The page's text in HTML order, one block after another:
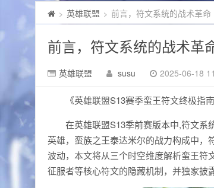
> 英雄联盟 > 前言，符文系统的战术革命
前言，符文系统的战术革
英雄联盟 susu 2025-06-18
《英雄联盟S13赛季蛮王符文终极指
在英雄联盟S13季前赛版本中,符文系
英雄，蛮族之王泰达米尔的战力构成中，
波动，本文将从三个时空维度解析蛮王符
征服者等核心符文的隐藏机制，并独家披